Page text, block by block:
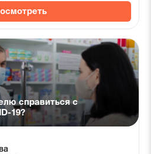
справиться с
19?